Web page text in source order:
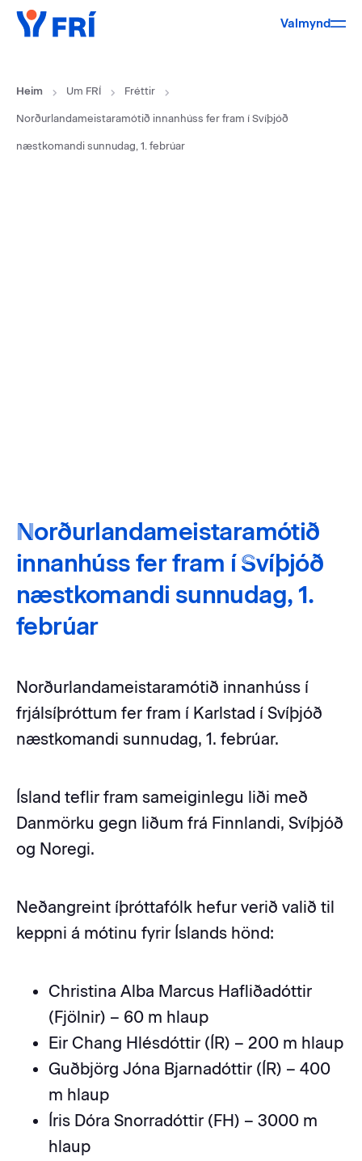
Valmynd
Heim Um FRÍ Fréttir
Norðurlandameistaramótið innanhúss fer fram í Svíþjóð
næstkomandi sunnudag, 1. febrúar
Norðurlandameistaramótið
innanhúss fer fram í Svíþjóð
næstkomandi sunnudag, 1.
febrúar
Norðurlandameistaramótið innanhúss í
frjálsíþróttum fer fram í Karlstad í Svíþjóð
næstkomandi sunnudag, 1. febrúar.
Ísland teflir fram sameiginlegu liði með
Danmörku gegn liðum frá Finnlandi, Svíþjóð
og Noregi.
Neðangreint íþróttafólk hefur verið valið til
keppni á mótinu fyrir Íslands hönd:
Christina Alba Marcus Hafliðadóttir
(Fjölnir) – 60 m hlaup
Eir Chang Hlésdóttir (ÍR) – 200 m hlaup
Guðbjörg Jóna Bjarnadóttir (ÍR) – 400
m hlaup
Íris Dóra Snorradóttir (FH) – 3000 m
hlaup